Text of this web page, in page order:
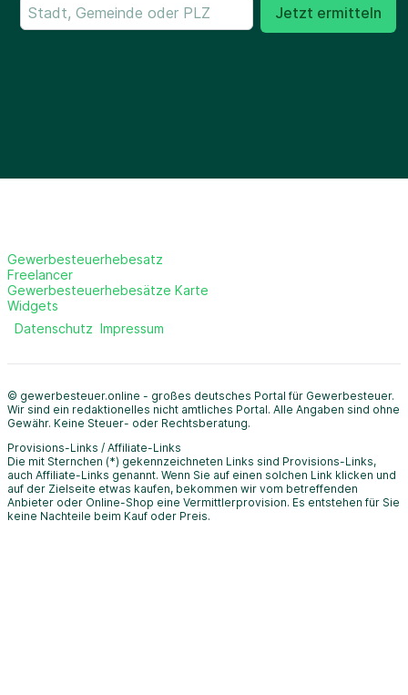
Jetzt ermitteln
Gewerbesteuerhebesatz
Freelancer
Gewerbesteuerhebesätze Karte
Widgets
Datenschutz Impressum
© gewerbesteuer.online - großes deutsches Portal für Gewerbesteuer.
Wir sind ein redaktionelles nicht amtliches Portal. Alle Angaben sind ohne
Gewähr. Keine Steuer- oder Rechtsberatung.
Provisions-Links / Affiliate-Links
Die mit Sternchen (*) gekennzeichneten Links sind Provisions-Links,
auch Affiliate-Links genannt. Wenn Sie auf einen solchen Link klicken und
auf der Zielseite etwas kaufen, bekommen wir vom betreffenden
Anbieter oder Online-Shop eine Vermittlerprovision. Es entstehen für Sie
keine Nachteile beim Kauf oder Preis.